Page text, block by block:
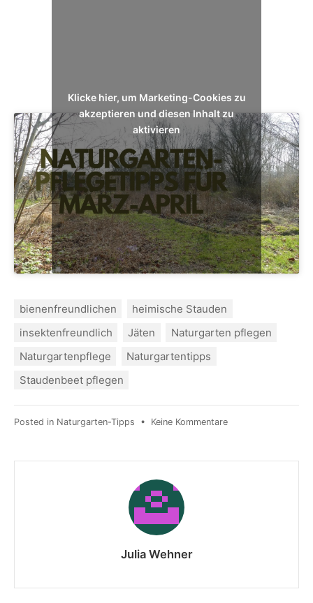
Klicke hier, um Marketing-Cookies zu
akzeptieren und diesen Inhalt zu
aktivieren
bienenfreundlichen
heimische Stauden
insektenfreundlich
Jäten
Naturgarten pflegen
Naturgartenpflege
Naturgartentipps
Staudenbeet pflegen
Posted in Naturgarten-Tipps • Keine Kommentare
Julia Wehner